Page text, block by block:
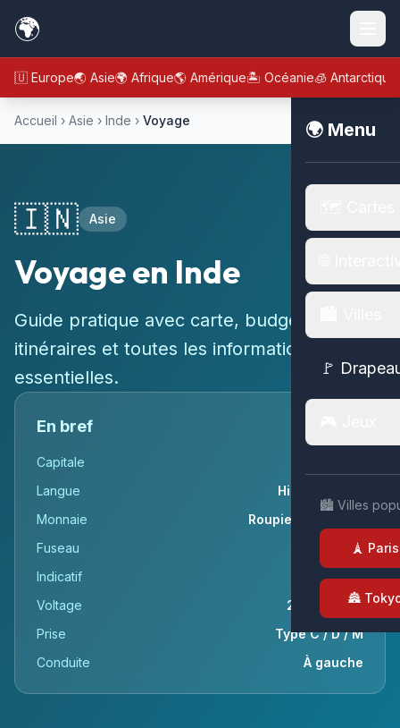
🌍
🇪🇺 Europe🌏 Asie🌍 Afrique🌎 Amérique🏝️ Océanie🧊 Antarctique
🌍 Menu
🚩
🏙️ Villes
🗼 Paris
🏯
Accueil › Asie › Inde › Voyage
🇮🇳 Asie
Voyage en Inde
Guide pratique avec carte, budget,
itinéraires et toutes les informations
essentielles.
En bref
Capitale
Langue
Hindi, Anglais
Monnaie
Roupie indienne (₹)
Fuseau
UTC+5:30
Indicatif
+91
Voltage
230v / 50Hz
Prise
Type C / D / M
Conduite
À gauche